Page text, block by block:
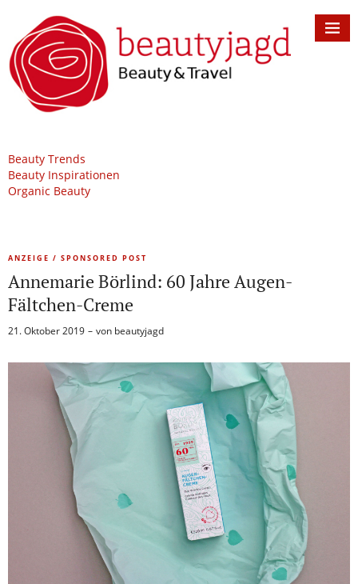
Beauty Trends
Beauty Inspirationen
Organic Beauty
ANZEIGE / SPONSORED POST
Annemarie Börlind: 60 Jahre Augen-
Fältchen-Creme
21. Oktober 2019 von beautyjagd